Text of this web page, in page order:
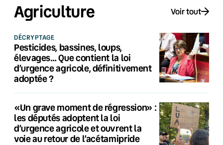
Agriculture Voir tout
DÉCRYPTAGE
Pesticides, bassines, loups,
élevages… Que contient la loi
d’urgence agricole, définitivement
adoptée ?
«Un grave moment de régression» :
les députés adoptent la loi
d’urgence agricole et ouvrent la
voie au retour de l’acétamipride